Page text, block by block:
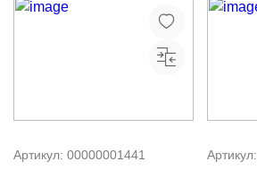
Артикул: 00000001441 Артикул: